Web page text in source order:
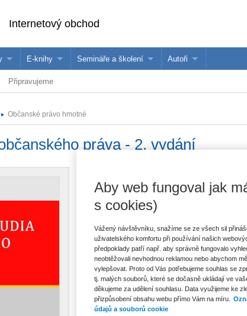
Internetový obchod
E-knihy
Jak na naše e-knihy?
Půjčit si e-knihu
Semináře a školení Autoři
Připravujeme
Občanské právo hmotné
práva - 2. vydání
Typ publikace učebnice
Datum vydání 4/2024
Vazba brožovaná
Počet stran 388
Aby web fungoval jak
s cookies)
Vážený návštěvníku, snažíme se ze všech sil
uživatelského komfortu při používání našich
předpoklady patří např. aby správně fungovalo
neobtěžovali nevhodnou reklamou nebo abychom
vylepšovat. Proto od Vás potřebujeme souhlas se
tj. malých souborů, které se dočasně ukládají ve
děkujeme za udělení souhlasu. Data využijeme ke
přizpůsobení obsahu webu přímo Vám na míru.
údajů a souborů cookie